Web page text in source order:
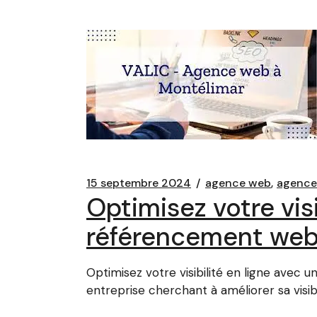
15 septembre 2024 agence web
Optimisez votre
référencement
Optimisez votre visibilité en ligne avec
entreprise cherchant à améliorer sa visib